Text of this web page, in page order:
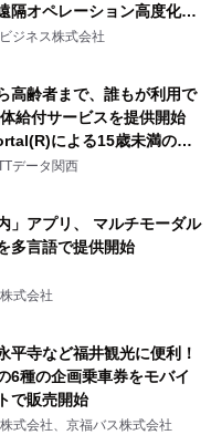
隔オペレーション高度化に
・実証を開始
ジネス株式会社
高齢者まで、誰もが利用で
給付サービスを提供開始
による15歳未満の本
ジタルデバイド対策で実現
データ関西
」アプリ、 マルチモーダル
多言語で提供開始
式会社
平寺など福井観光に便利！
6種の企画乗車券をモバイ
で販売開始
式会社、京福バス株式会社